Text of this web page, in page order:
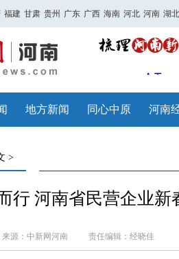
福建 甘肃 贵州 广东 广西 海南 河北 河南 湖北
地方新闻 同心中原 河南
>
行 河南省民营企业新
来源：中新网河南 责任编辑：经晓佳